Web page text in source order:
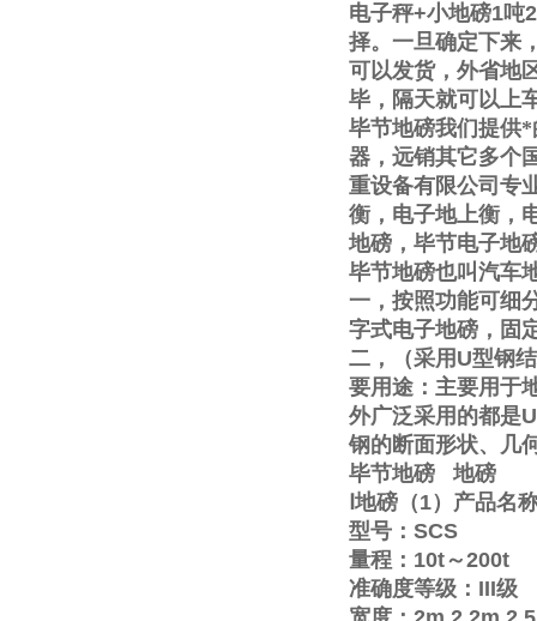
电子秤+小地磅1吨2
择。一旦确定下来
可以发货，外省地
毕，隔天就可以上
毕节地磅我们提供
器，远销其它多个
重设备有限公司专
衡，电子地上衡，
地磅，毕节电子地
毕节地磅也叫汽车
一，按照功能可细
字式电子地磅，固
二，（采用 U型钢
要用途：主要用于
外广泛采用的都是U
钢的断面形状、几
毕节地磅
地磅
地磅（1）产品名
型号： SCS
量程： 10t～200t
准确度等级： III级